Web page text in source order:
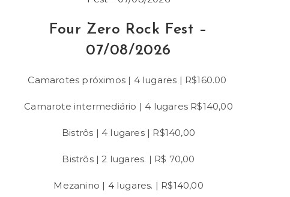
Four Zero Rock Fest –
07/08/2026
Camarotes próximos | 4 lugares | R$160.00
Camarote intermediário | 4 lugares R$140,00
Bistrôs | 4 lugares | R$140,00
Bistrôs | 2 lugares. | R$ 70,00
Mezanino | 4 lugares. | R$140,00